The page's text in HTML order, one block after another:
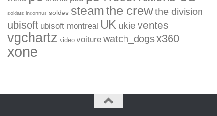
soldats inconnus soldes steamthe crewthe division
ubisoft ubisoft montreal UK ukie ventes
vgchartz video voiture watch_dogsx360
xone